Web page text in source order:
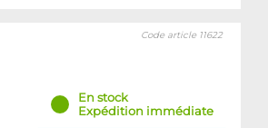
Code article 11622
En stock
Expédition immédiate